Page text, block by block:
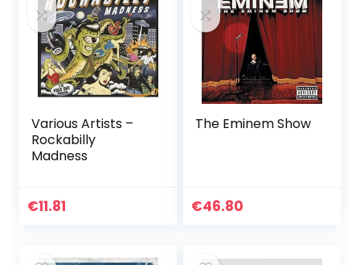
Various Artists –
Rockabilly
Madness
€11.81
The Eminem Show
€46.80